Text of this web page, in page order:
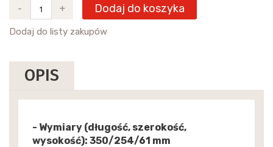
- + Dodaj do koszyka
Dodaj do listy zakupów
OPIS
- Wymiary (długość, szerokość,
wysokość): 350/254/61 mm